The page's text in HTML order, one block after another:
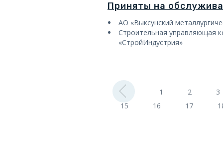
Приняты на
АО «Выксунский
Строительная управляющая
«СтройИндустрия»
1 2
3
15
16 17